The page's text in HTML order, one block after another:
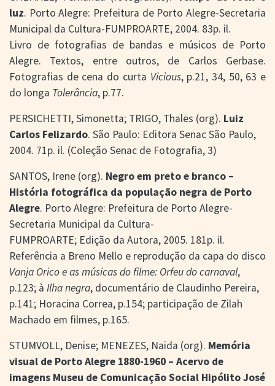
luz. Porto Alegre: Prefeitura de Porto Alegre-Secretaria
Municipal da Cultura-FUMPROARTE, 2004. 83p. il.
Livro de fotografias de bandas e músicos de Porto
Alegre. Textos, entre outros, de Carlos Gerbase.
Fotografias de cena do curta Vicious, p.21, 34, 50, 63 e
do longa Tolerância, p.77.
PERSICHETTI, Simonetta; TRIGO, Thales (org). Luiz
Carlos Felizardo. São Paulo: Editora Senac São Paulo,
2004. 71p. il. (Coleção Senac de Fotografia, 3)
SANTOS, Irene (org). Negro em preto e branco –
História fotográfica da população negra de Porto
Alegre. Porto Alegre: Prefeitura de Porto Alegre-
Secretaria Municipal da Cultura-
FUMPROARTE; Edição da Autora, 2005. 181p. il.
Referência a Breno Mello e reprodução da capa do disco
Vanja Orico e as músicas do filme: Orfeu do carnaval,
p.123; à Ilha negra, documentário de Claudinho Pereira,
p.141; Horacina Correa, p.154; participação de Zilah
Machado em filmes, p.165.
STUMVOLL, Denise; MENEZES, Naida (org). Memória
visual de Porto Alegre 1880-1960 – Acervo de
imagens Museu de Comunicação Social Hipólito José